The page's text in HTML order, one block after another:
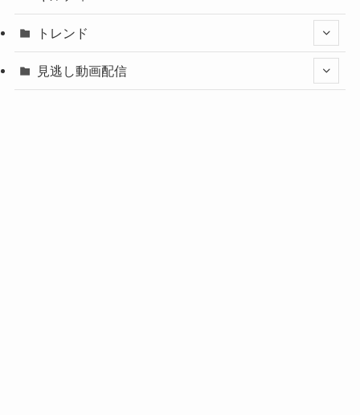
トレンド
見逃し動画配信